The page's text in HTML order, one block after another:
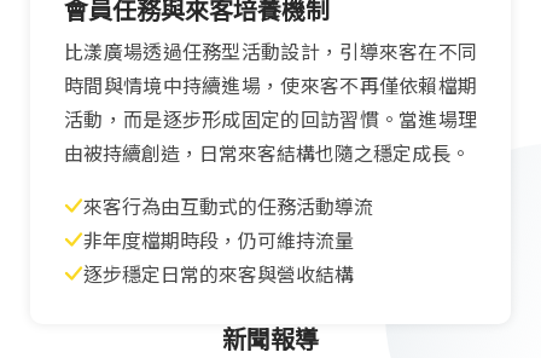
會員任務與來客培養機制
比漾廣場透過任務型活動設計，引導來客在不同
時間與情境中持續進場，使來客不再僅依賴檔期
活動，而是逐步形成固定的回訪習慣。當進場理
由被持續創造，日常來客結構也隨之穩定成長。
來客行為由互動式的任務活動導流
非年度檔期時段，仍可維持流量
逐步穩定日常的來客與營收結構
新聞報導